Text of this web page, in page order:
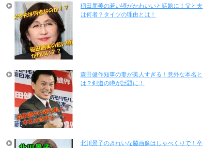
稲田朋美の若い頃がかわいいと話題に！父と夫
は何者？タイツの理由とは！
森田健作知事の妻が美人すぎる！意外な本名と
は？剣道の噂が話題に！
北川景子のきれいな脇画像はしゃべくりで！卒